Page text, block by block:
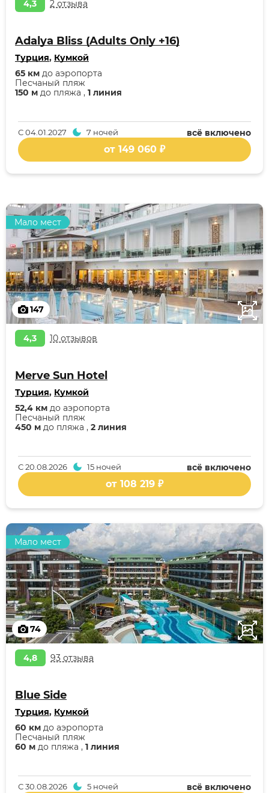
4,3 2 отзыва
Adalya Bliss (Adults Only +16)
Турция, Кумкой
150 м до пляжа , 1 линия
Песчаный пляж
65 км до аэропорта
всё включено
С04.01.2027 7 ночей
от 149 060 ₽
147
Мало мест
4,3 10 отзывов
Merve Sun Hotel
Турция, Кумкой
450 м до пляжа , 2 линия
Песчаный пляж
52,4 км до аэропорта
всё включено
С20.08.2026 15 ночей
от 108 219 ₽
74
Мало мест
4,8 93 отзыва
Blue Side
Турция, Кумкой
60 м до пляжа , 1 линия
Песчаный пляж
60 км до аэропорта
всё включено
С30.08.2026 5 ночей